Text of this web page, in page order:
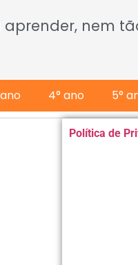
nem
4° ano 5°
Política de